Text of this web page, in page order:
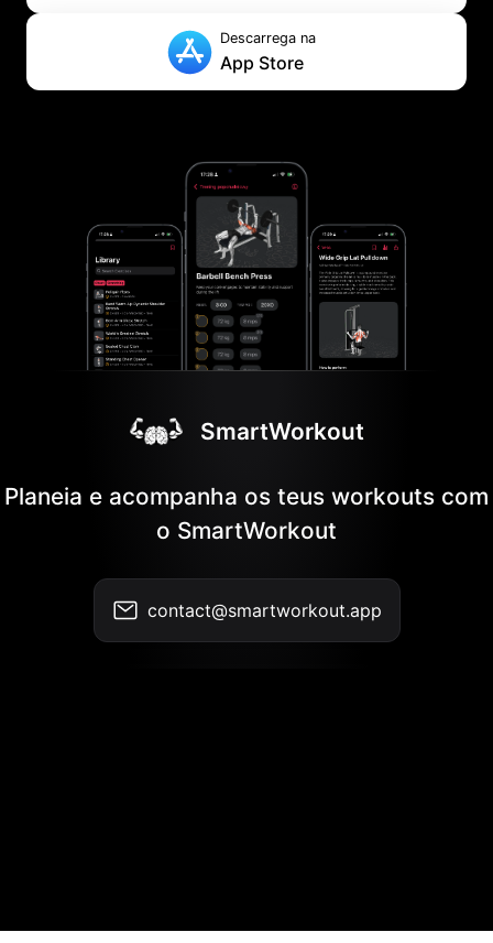
Descarrega na
App Store
SmartWorkout
Planeia e acompanha os teus workouts com
o SmartWorkout
contact@smartworkout.app